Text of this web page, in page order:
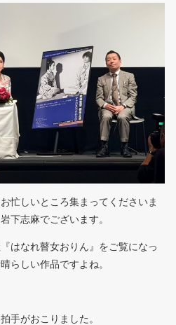
忙しいところ集まってくださいま
下志麻でございます。
はなれ瞽女おりん』をご覧になっ
らしい作品ですよね。
手がおこりました。